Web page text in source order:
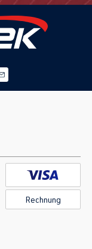
Rechnung